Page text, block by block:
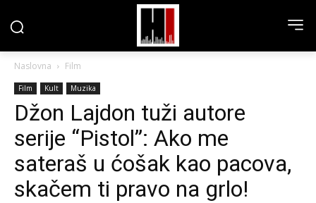
Naslovna Film
Film Kult Muzika
Džon Lajdon tuži autore
serije “Pistol”: Ako me
sateraš u ćošak kao pacova,
skačem ti pravo na grlo!